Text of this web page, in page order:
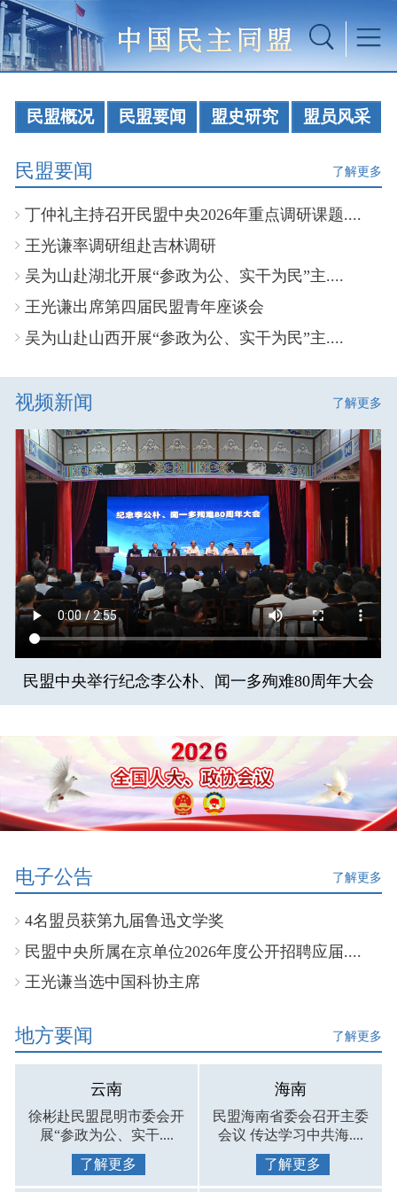
民盟概况 民盟要闻 盟史研究 盟员风采
民盟要闻 了解更多
丁仲礼主持召开民盟中央2026年重点调研课题....
王光谦率调研组赴吉林调研
吴为山赴湖北开展“参政为公、实干为民”主....
王光谦出席第四届民盟青年座谈会
吴为山赴山西开展“参政为公、实干为民”主....
视频新闻 了解更多
民盟中央举行纪念李公朴、闻一多殉难80周年大会
电子公告 了解更多
4名盟员获第九届鲁迅文学奖
民盟中央所属在京单位2026年度公开招聘应届....
王光谦当选中国科协主席
地方要闻 了解更多
云南
徐彬赴民盟昆明市委会开
展“参政为公、实干....
了解更多
海南
民盟海南省委会召开主委
会议 传达学习中共海....
了解更多